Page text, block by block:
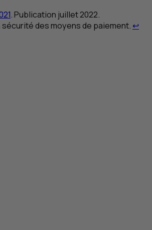
. Publication juillet 2022.
des moyens de paiement. ↩